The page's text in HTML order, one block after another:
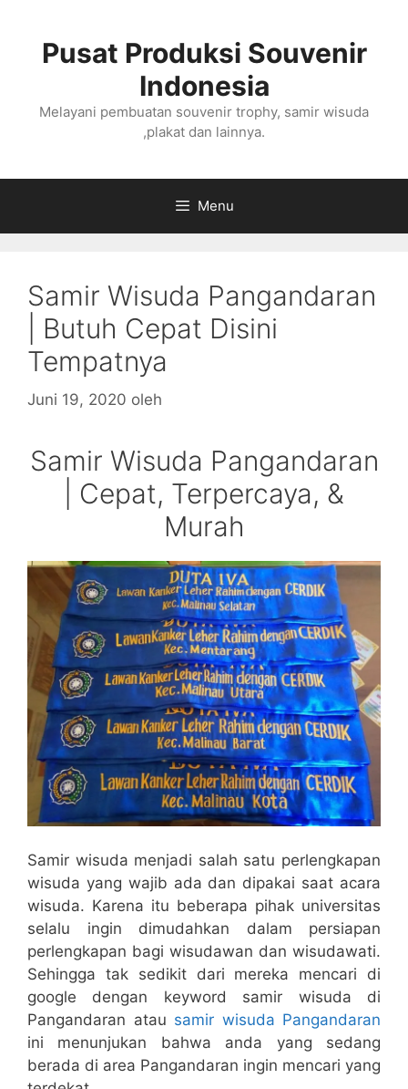
Pusat Produksi Souvenir
Indonesia
Melayani pembuatan souvenir trophy, samir wisuda
,plakat dan lainnya.
Menu
Samir Wisuda Pangandaran
| Butuh Cepat Disini
Tempatnya
Juni 19, 2020 oleh
Samir Wisuda Pangandaran
| Cepat, Terpercaya, &
Murah
Samir wisuda menjadi salah satu perlengkapan
wisuda yang wajib ada dan dipakai saat acara
wisuda. Karena itu beberapa pihak universitas
selalu ingin dimudahkan dalam persiapan
perlengkapan bagi wisudawan dan wisudawati.
Sehingga tak sedikit dari mereka mencari di
google dengan keyword samir wisuda di
Pangandaran atau samir wisuda Pangandaran
ini menunjukan bahwa anda yang sedang
berada di area Pangandaran ingin mencari yang